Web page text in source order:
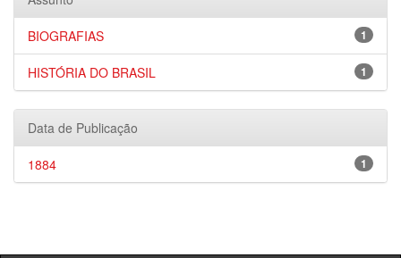
1
BIOGRAFIAS
1
HISTÓRIA DO BRASIL
Data de Publicação
1
1884